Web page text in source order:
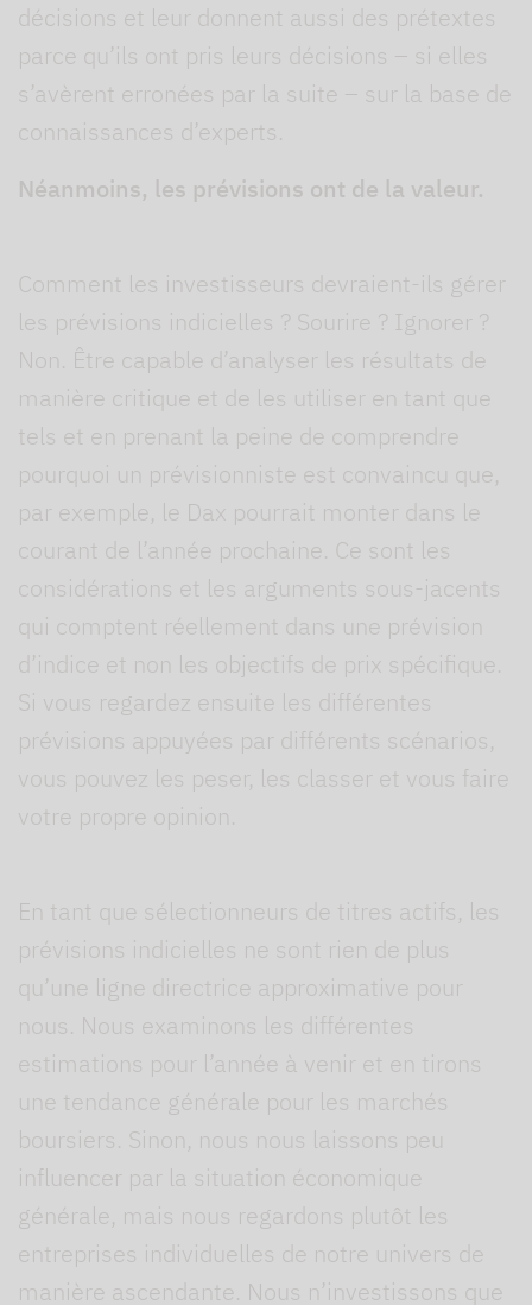
décisions et leur donnent aussi des prétextes
parce qu’ils ont pris leurs décisions – si elles
s’avèrent erronées par la suite – sur la base de
connaissances d’experts.
Néanmoins, les prévisions ont de la valeur.
Comment les investisseurs devraient-ils gérer
les prévisions indicielles ? Sourire ? Ignorer ?
Non. Être capable d’analyser les résultats de
manière critique et de les utiliser en tant que
tels et en prenant la peine de comprendre
pourquoi un prévisionniste est convaincu que,
par exemple, le Dax pourrait monter dans le
courant de l’année prochaine. Ce sont les
considérations et les arguments sous-jacents
qui comptent réellement dans une prévision
d’indice et non les objectifs de prix spécifique.
Si vous regardez ensuite les différentes
prévisions appuyées par différents scénarios,
vous pouvez les peser, les classer et vous faire
votre propre opinion.
En tant que sélectionneurs de titres actifs, les
prévisions indicielles ne sont rien de plus
qu’une ligne directrice approximative pour
nous. Nous examinons les différentes
estimations pour l’année à venir et en tirons
une tendance générale pour les marchés
boursiers. Sinon, nous nous laissons peu
influencer par la situation économique
générale, mais nous regardons plutôt les
entreprises individuelles de notre univers de
manière ascendante. Nous n’investissons que